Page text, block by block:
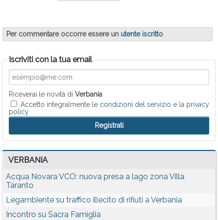
Per commentare occorre essere un utente iscritto
Iscriviti con la tua email
Riceverai le novità di Verbania
Accetto integralmente le condizioni del servizio e la privacy
policy
VERBANIA
Acqua Novara VCO: nuova presa a lago zona Villa
Taranto
Legambiente su traffico illecito di rifiuti a Verbania
Incontro su Sacra Famiglia